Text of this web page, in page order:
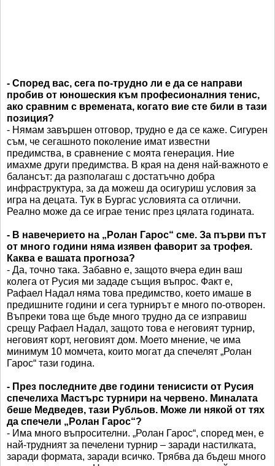
- Според вас, сега по-трудно ли е да се направи
пробив от юношеския към професионалния тенис,
ако сравним с времената, когато вие сте били в тази
позиция?
- Нямам завършен отговор, трудно е да се каже. Сигурен
съм, че сегашното поколение имат известни
предимства, в сравнение с моята генерация. Ние
имахме други предимства. В края на деня най-важното е
балансът: да разполагаш с достатъчно добра
инфраструктура, за да можеш да осигуриш условия за
игра на децата. Тук в Бургас условията са отлични.
Реално може да се играе тенис през цялата годината.
- В навечерието на „Ролан Гарос“ сме. За първи път
от много години няма изявен фаворит за трофея.
Каква е вашата прогноза?
- Да, точно така. Забавно е, защото вчера един ваш
колега от Русия ми зададе същия въпрос. Факт е,
Рафаел Надал няма това предимство, което имаше в
предишните години и сега турнирът е много по-отворен.
Въпреки това ще бъде много трудно да се изправиш
срещу Рафаел Надал, защото това е неговият турнир,
неговият корт, неговият дом. Моето мнение, че има
минимум 10 момчета, които могат да спечелят „Ролан
Гарос“ тази година.
- През последните две години тенисисти от Русия
спечелиха Мастърс турнири на червено. Миналата
беше Медведев, тази Рубльов. Може ли някой от тях
да спечели „Ролан Гарос“?
- Има много въпросителни. „Ролан Гарос“, според мен, е
най-трудният за печелени турнир – заради настилката,
заради формата, заради всичко. Трябва да бъдеш много